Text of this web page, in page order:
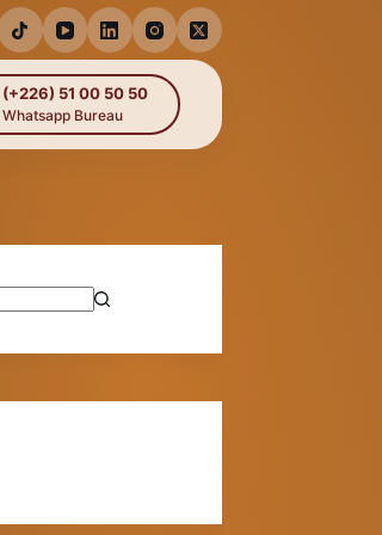
(+226) 51 00 50 50
Whatsapp Bureau